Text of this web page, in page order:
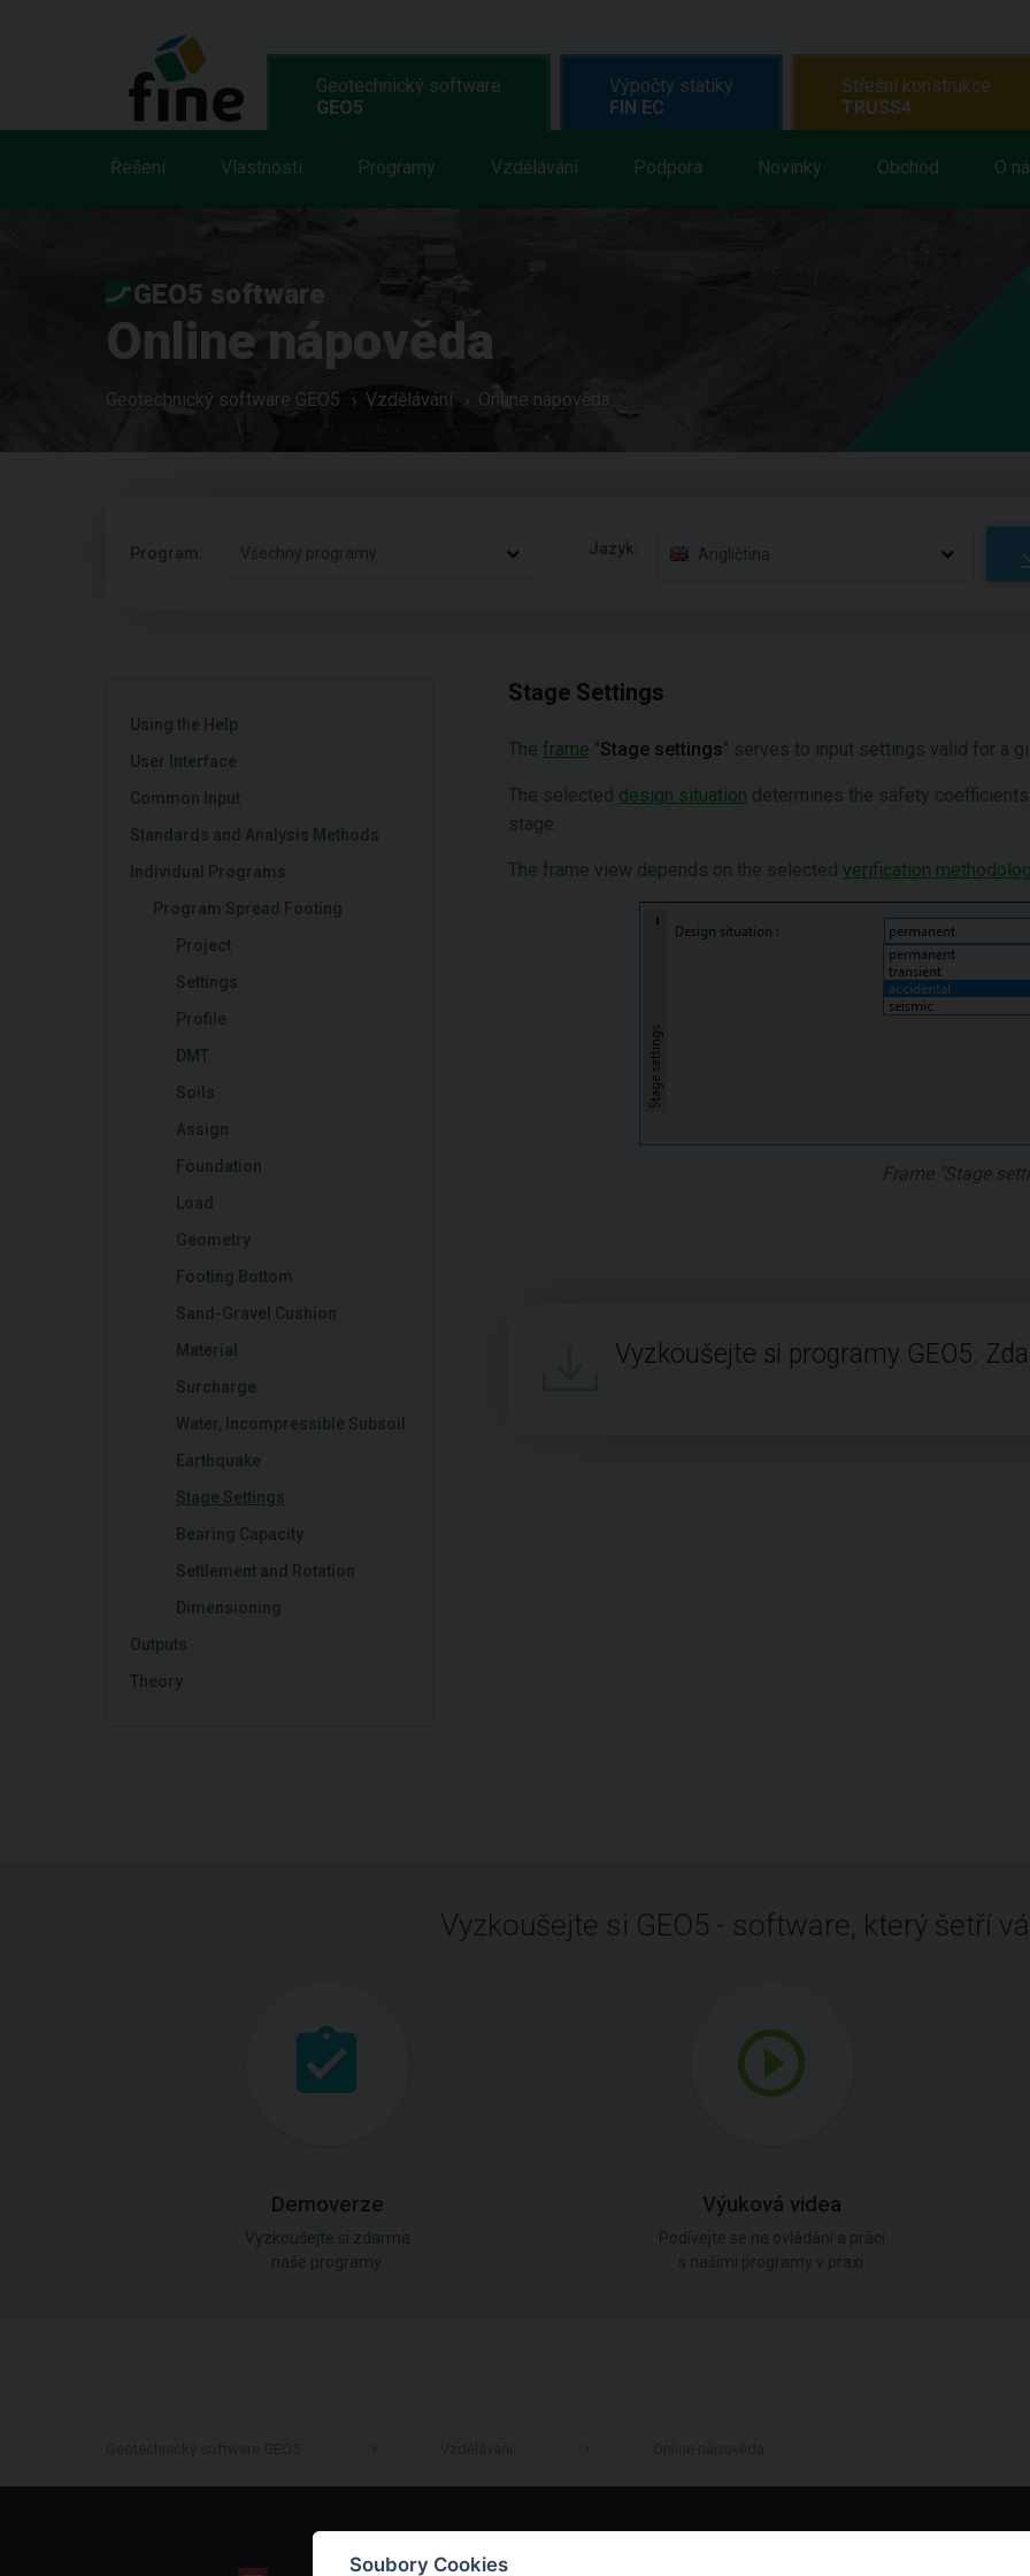
Geotechnický software
GEO5
Řešení Vlastnosti Programy Vzdělávání Podpora Novinky Obchod O
Výpočty statiky
FIN EC
Střešní konstrukce
TRUSS4
GEO5 software
Online nápověda
Geotechnický software GEO5 Vzdělávání Online nápověda
Program: Všechny programy Jazyk: Angličtina
Using the Help
User Interface
Common Input
Standards and Analysis Methods
Individual Programs
Program Spread Footing
Project
Settings
Profile
DMT
Soils
Assign
Foundation
Load
Geometry
Footing Bottom
Sand-Gravel Cushion
Material
Surcharge
Water, Incompressible Subsoil
Earthquake
Stage Settings
Bearing Capacity
Settlement and Rotation
Dimensioning
Outputs
Theory
Stage Settings
The frame "Stage settings" serves to input settings valid for a
The selected design situation determines the safety
stage.
The frame view depends on the selected verification
Frame "Stage
Vyzkoušejte si programy GEO5.
Vyzkoušejte si GEO5 - software, který šetří
Demoverze Výuková videa
Soubory Cookies